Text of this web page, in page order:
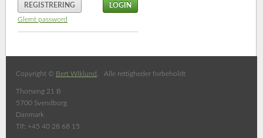
REGISTRERING
Glemt password
Copyright © Bert Wiklund . Alle rettigheder forbeholdt
Thorseng 21 B
5700 Svendborg
Danmark
Tlf: +45 40 28 68 15